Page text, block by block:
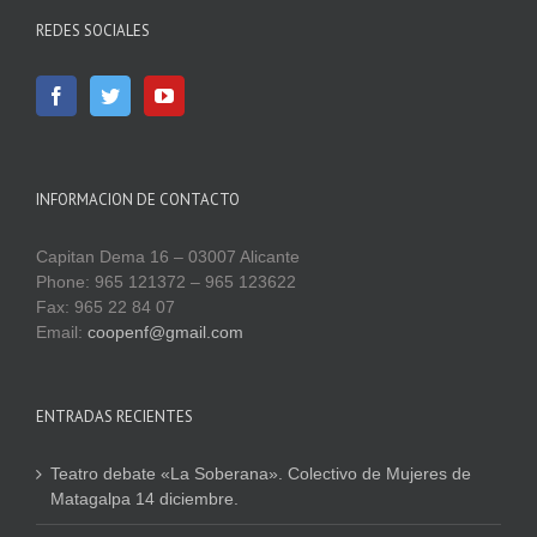
REDES SOCIALES
INFORMACION DE CONTACTO
Capitan Dema 16 – 03007 Alicante
Phone: 965 121372 – 965 123622
Fax: 965 22 84 07
Email: coopenf@gmail.com
ENTRADAS RECIENTES
Teatro debate «La Soberana». Colectivo de Mujeres de
Matagalpa 14 diciembre.